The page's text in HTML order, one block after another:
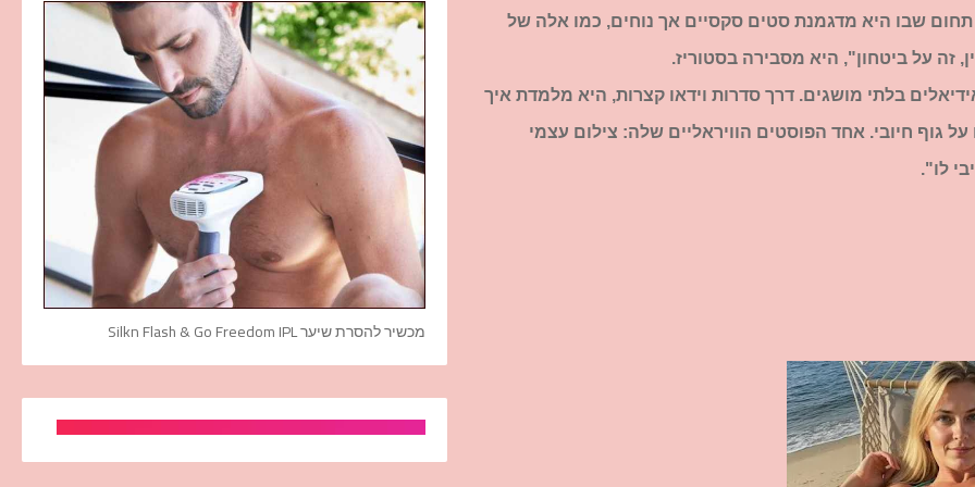
שבו היא מדגמנת סטים סקסיים אך נוחים, כמו אלה של
זה על ביטחון", היא מסבירה בסטוריז.
בלתי מושגים. דרך סדרות וידאו קצרות, היא מלמדת איך
גוף חיובי. אחד הפוסטים הוויראליים שלה: צילום עצמי
לו".
מכשיר להסרת שיער Silkn Flash & Go Freedom IPL